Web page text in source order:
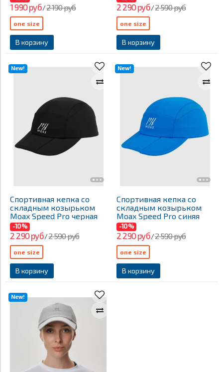
1 990 руб/2 190 руб
В корзину
one size
2 290 руб/2 590 руб
В корзину
one size
New!
Спортивная кепка со
складным козырьком
Moax Speed Pro черная
-10%
2 290 руб/2 590 руб
В корзину
one size
New!
Спортивная кепка со
складным козырьком
Moax Speed Pro синяя
-10%
2 290 руб/2 590 руб
В корзину
one size
New!